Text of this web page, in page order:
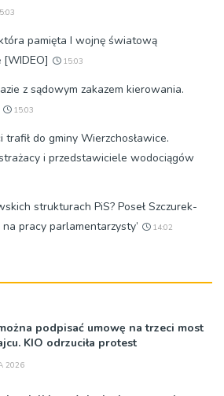
pamięta I wojnę światową
[WIDEO]
15:03
z sądowym zakazem kierowania.
15:03
do gminy Wierzchosławice.
i przedstawiciele wodociągów
strukturach PiS? Poseł Szczurek-
pracy parlamentarzysty’
14:02
podpisać umowę na trzeci most
KIO odrzuciła protest
2026